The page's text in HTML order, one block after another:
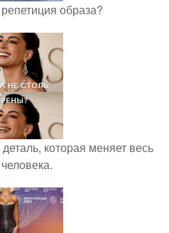
образа?
которая меняет весь